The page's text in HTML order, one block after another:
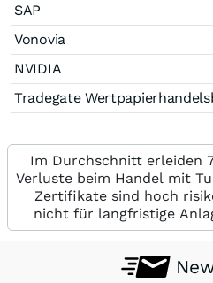
SAP
Vonovia
NVIDIA
Tradegate
Im Durchschnitt erleiden
Verluste beim Handel mit
Zertifikate sind hoch
nicht für langfristige